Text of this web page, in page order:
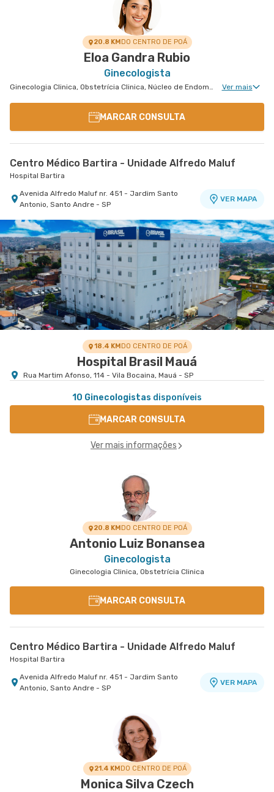
Rua Tiradentes nr. 149 - Vila Dora, Santo Andre -
20.8 KMDO CENTRO DE POÁ
Eloa Gandra Rubio
Ginecologista
Ginecologia Clinica, Obstetrícia Clinica, Núcleo de Endometriose, Miomatose Uterina(Miomas) Ver mais
MARCAR CONSULTA
Centro Médico Bartira - Unidade Alfredo Maluf
Hospital Bartira
Avenida Alfredo Maluf nr. 451 - Jardim Santo
Antonio, Santo Andre - SP
VER MAPA
18.4 KMDO CENTRO DE POÁ
Hospital Brasil Mauá
Rua Martim Afonso, 114 - Vila Bocaina, Mauá - SP
10 Ginecologistas disponíveis
MARCAR CONSULTA
Ver mais informações
20.8 KMDO CENTRO DE POÁ
Antonio Luiz Bonansea
Ginecologista
Ginecologia Clinica, Obstetrícia Clinica
MARCAR CONSULTA
Centro Médico Bartira - Unidade Alfredo Maluf
Hospital Bartira
Avenida Alfredo Maluf nr. 451 - Jardim Santo
Antonio, Santo Andre - SP
VER MAPA
21.4 KMDO CENTRO DE POÁ
Monica Silva Czech